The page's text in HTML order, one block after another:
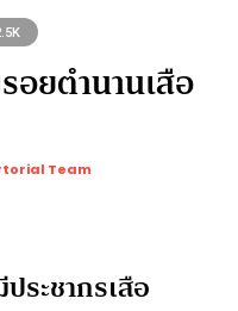
อยตำนานเสือ
Team
ระชากรเสือ